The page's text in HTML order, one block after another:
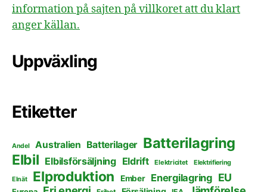
information på sajten på villkoret att du klart
anger källan.
Uppväxling
Etiketter
Andel Australien Batterilager Batterilagring
Elbil Elbilsförsäljning Eldrift Elektricitet Elektrifiering
Elnät Elproduktion Ember Energilagring EU